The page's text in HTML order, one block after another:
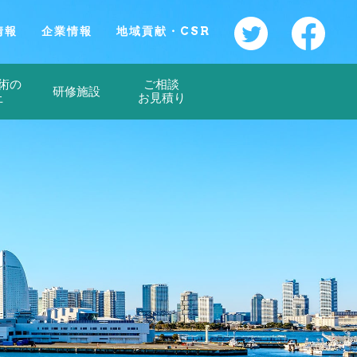
報 企業情報 地域貢献・CSR
の
研修施設
ご相談
お見積り